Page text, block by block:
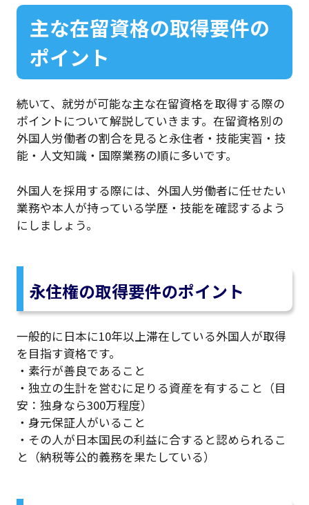
主な在留資格の取得要件の
ポイント
続いて、就労が可能な主な在留資格を取得する際の
ポイントについて解説していきます。在留資格別の
外国人労働者の割合を見ると永住者・技能実習・技
能・人文知識・国際業務の順に多いです。
外国人を採用する際には、外国人労働者に任せたい
業務や本人が持っている学歴・技能を確認するよう
にしましょう。
永住権の取得要件のポイント
一般的に日本に10年以上滞在している外国人が取得
を目指す資格です。
・素行が善良であること
・独立の生計を営むに足りる資産を有すること（目
安：独身なら300万程度）
・身元保証人がいること
・その人が日本国民の利益に合すると認められるこ
と（納税等公的義務を果たしている）